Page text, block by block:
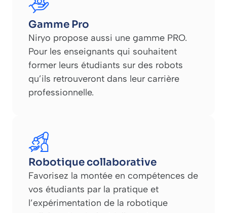
Gamme Pro
Niryo propose aussi une gamme PRO.
Pour les enseignants qui souhaitent
former leurs étudiants sur des robots
qu’ils retrouveront dans leur carrière
professionnelle.
Robotique collaborative
Favorisez la montée en compétences de
vos étudiants par la pratique et
l’expérimentation de la robotique